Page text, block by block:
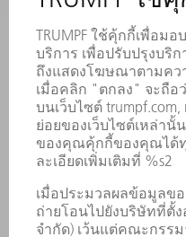
การติดต่อ
การจัดงานและกำหนดเวลา
บริการออนไลน์
การติดต่อ
สถานที่ตั้ง
การจัดงานและกำหนดเวลา